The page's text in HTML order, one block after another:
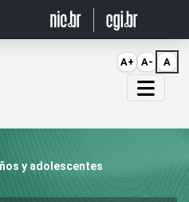
y adolescentes
A+ A- A